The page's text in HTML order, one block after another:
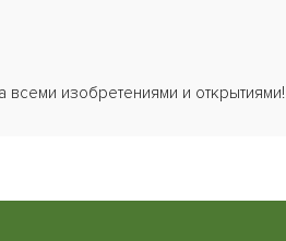
изобретениями и открытиями!